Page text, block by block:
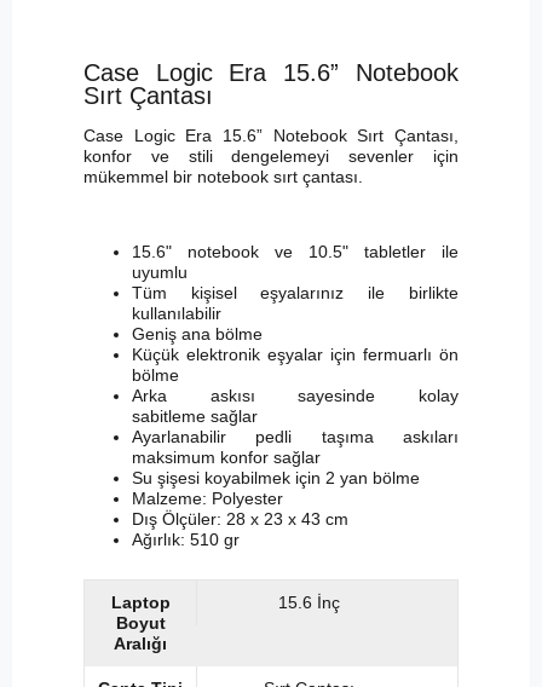
Case Logic Era 15.6” Notebook
Sırt Çantası
Case Logic Era 15.6” Notebook Sırt Çantası,
konfor ve stili dengelemeyi sevenler için
mükemmel bir notebook sırt çantası.
15.6" notebook ve 10.5" tabletler ile
uyumlu
Tüm kişisel eşyalarınız ile birlikte
kullanılabilir
Geniş ana bölme
Küçük elektronik eşyalar için fermuarlı ön
bölme
Arka askısı sayesinde kolay
sabitleme sağlar
Ayarlanabilir pedli taşıma askıları
maksimum konfor sağlar
Su şişesi koyabilmek için 2 yan bölme
Malzeme: Polyester
Dış Ölçüler: 28 x 23 x 43 cm
Ağırlık: 510 gr
Laptop
Boyut
Aralığı
15.6 İnç